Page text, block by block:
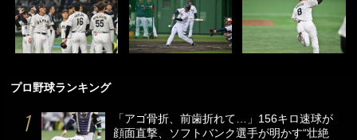
プロ野球ランキング
「アゴ骨折、前歯折れて…」156キロ速球が
顔面直撃、ソフトバンク選手が明かす“壮絶